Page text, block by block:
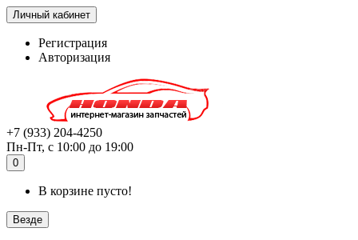
Личный кабинет
Регистрация
Авторизация
+7 (933) 204-4250
Пн-Пт, с 10:00 до 19:00
0
В корзине пусто!
Везде